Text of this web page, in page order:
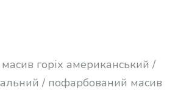
масив горіх американський /
/ пофарбований масив